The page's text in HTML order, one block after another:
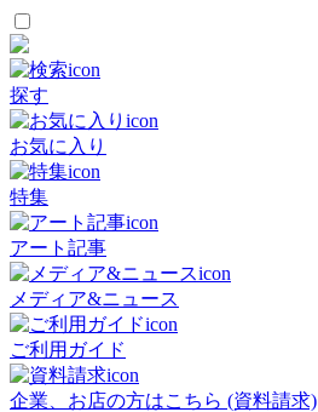
探す
お気に入り
特集
アート記事
メディア&ニュース
ご利用ガイド
企業、お店の方はこちら (資料請求)